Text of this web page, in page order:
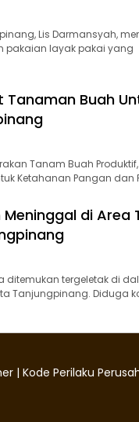
Lis Darmansyah,
pakaian layak pakai yang
Tanaman Buah
Tanam Buah
Ketahanan Pangan dan
di Area
ditemukan tergeletak di
Tanjungpinang. Diduga
| Kode Perilaku